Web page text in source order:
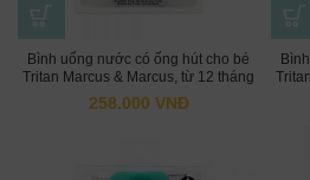
Bình uống nước có ống hút cho bé
Tritan Marcus & Marcus, từ 12 tháng
– Lucas
258.000 VNĐ